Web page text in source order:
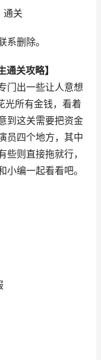
通关
删除。
通关攻略】
门出一些让人意想
光所有金钱，看着
到这关需要把资金
员四个地方，其中
则直接拖就行，
编一起看看吧。